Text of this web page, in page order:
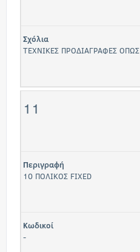
Σχόλια
ΤΕΧΝΙΚΕΣ ΠΡΟΔΙΑΓΡΑΦΕΣ
11
Περιγραφή
10 ΠΟΛΙΚΟΣ FIXED
Κωδικοί
-